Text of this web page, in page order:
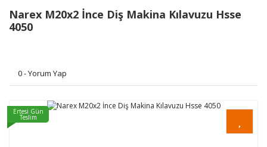
Narex M20x2 İnce Diş Makina Kılavuzu Hsse
4050
0 - Yorum Yap
Ertesi Gün
Teslim